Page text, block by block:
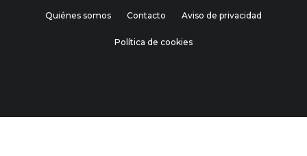
Quiénes somos Contacto Aviso de privacidad
Política de cookies